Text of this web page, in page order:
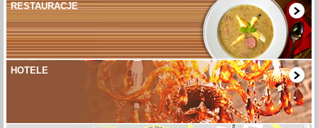
RESTAURACJE
HOTELE